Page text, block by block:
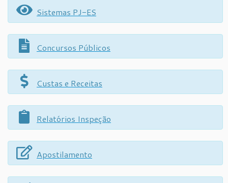
Sistemas PJ-ES
Concursos Públicos
Custas e Receitas
Relatórios Inspeção
Apostilamento